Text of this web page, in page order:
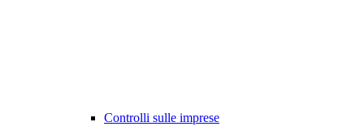
Controlli sulle imprese